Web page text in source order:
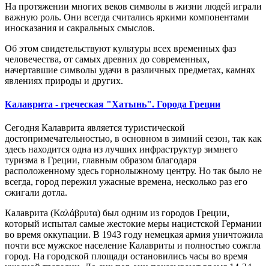
На протяжении многих веков символы в жизни людей играли
важную роль. Они всегда считались яркими компонентами
иносказания и сакральных смыслов.
Об этом свидетельствуют культуры всех временных фаз
человечества, от самых древних до современных,
начертавшие символы удачи в различных предметах, камнях
явлениях природы и других.
Калаврита - греческая "Хатынь". Города Греции
Сегодня Калаврита является туристической
достопримечательностью, в основном в зимний сезон, так как
здесь находится одна из лучших инфраструктур зимнего
туризма в Греции, главным образом благодаря
расположенному здесь горнолыжному центру. Но так было не
всегда, город пережил ужасные времена, несколько раз его
сжигали дотла.
Калаврита (Καλάβρυτα) был одним из городов Греции,
который испытал самые жестокие меры нацистской Германии
во время оккупации. В 1943 году немецкая армия уничтожила
почти все мужское население Калавриты и полностью сожгла
город. На городской площади остановились часы во время